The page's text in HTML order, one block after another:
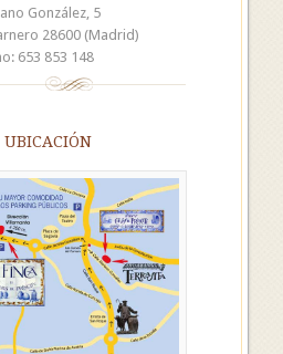
González, 5
28600 (Madrid)
653 853 148
ubicación